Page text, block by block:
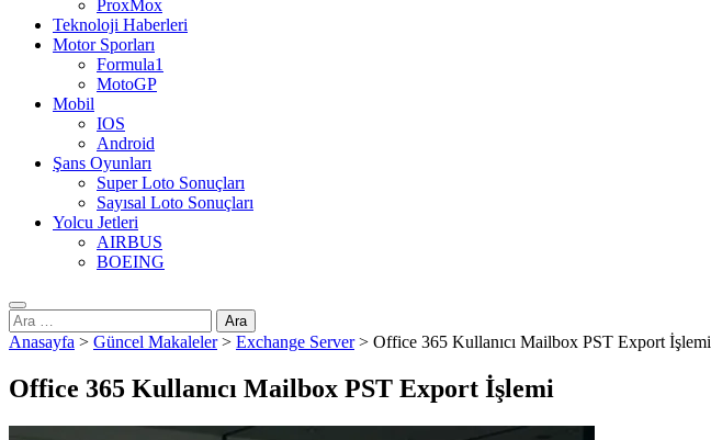
ProxMox
Teknoloji Haberleri
Motor Sporları
Formula1
MotoGP
Mobil
IOS
Android
Şans Oyunları
Super Loto Sonuçları
Sayısal Loto Sonuçları
Yolcu Jetleri
AIRBUS
BOEING
Arama:
Anasayfa > Güncel Makaleler> Exchange Server> Office 365 Kullanıcı Mailbox PST Export İşlemi
Office 365 Kullanıcı Mailbox PST Export İşlemi